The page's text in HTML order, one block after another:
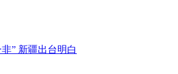
” 新疆出台明白